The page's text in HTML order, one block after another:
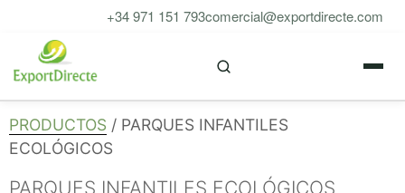
contenido
+34 971 151 793comercial@exportdirecte.com
PRODUCTOS / PARQUES INFANTILES
ECOLÓGICOS
PARQUES INFANTILES ECOLÓGICOS